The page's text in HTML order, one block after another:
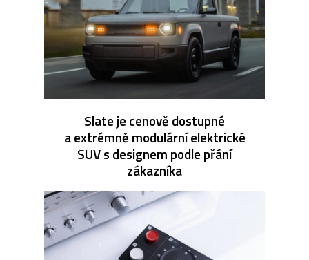
Slate je cenově dostupné
a extrémně modulární elektrické
SUV s designem podle přání
zákazníka